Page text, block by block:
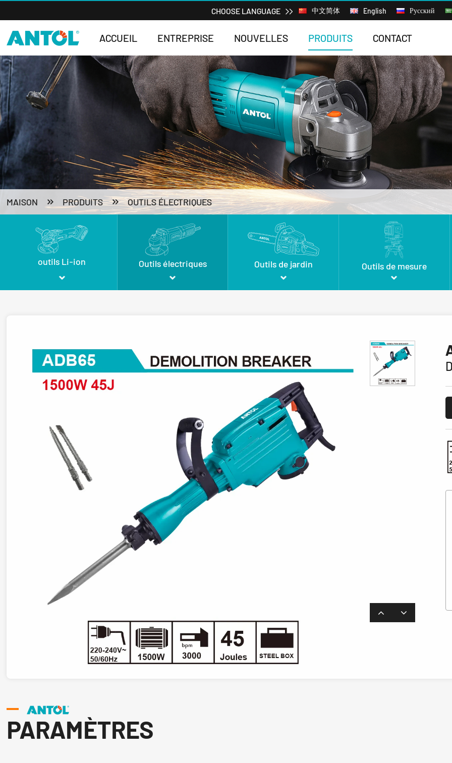
CHOOSE LANGUAGE 中文简体 English Русский
ACCUEIL ENTREPRISE NOUVELLES PRODUITS CONTACT
MAISON PRODUITS OUTILS ÉLECTRIQUES
outils Li-ion Outils électriques Outils de jardin Outils de mesure
PARAMÈTRES